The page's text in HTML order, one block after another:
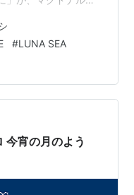
は、9月2日(火)よ
本浩次
Official
宮崎あおい、ほっそ
ドナル…
#LUNA SEA
今宵の月のよう